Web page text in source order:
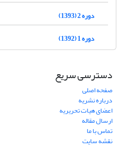
دوره 2 (1393)
دوره 1 (1392)
دسترسی سریع
صفحه اصلی
درباره نشریه
اعضای هیات تحریریه
ارسال مقاله
تماس با ما
نقشه سایت